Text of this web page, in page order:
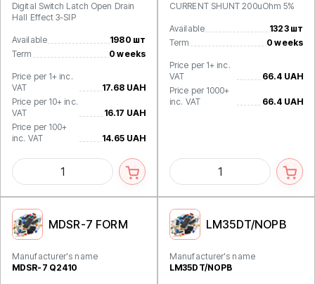
Digital Switch Latch Open Drain
Hall Effect 3-SIP
Available
1980 шт
Term
0 weeks
Price per 1+ inc.
VAT
17.68 UAH
Price per 10+ inc.
VAT
16.17 UAH
Price per 100+
inc. VAT
14.65 UAH
CURRENT SHUNT 200uOhm 5%
Available
1323 шт
Term
0 weeks
Price per 1+ inc.
VAT
66.4 UAH
Price per 1000+
inc. VAT
66.4 UAH
MDSR-7 FORM
Manufacturer's name
MDSR-7 Q2410
LM35DT/NOPB
Manufacturer's name
LM35DT/NOPB